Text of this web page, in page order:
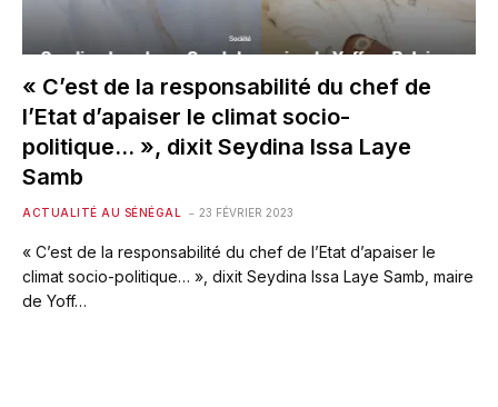
« C’est de la responsabilité du chef de
l’Etat d’apaiser le climat socio-
politique… », dixit Seydina Issa Laye
Samb
ACTUALITÉ AU SÉNÉGAL 23 FÉVRIER 2023
« C’est de la responsabilité du chef de l’Etat d’apaiser le
climat socio-politique… », dixit Seydina Issa Laye Samb, maire
de Yoff…